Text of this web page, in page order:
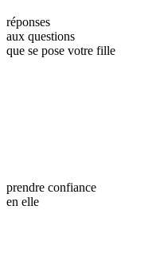
réponses
aux questions
que se pose votre fille
prendre confiance
en elle